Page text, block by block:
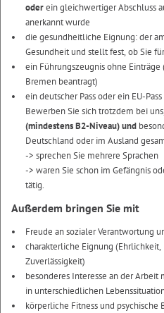
oderein gleichwertiger Abschluss
anerkannt wurde
die gesundheitliche Eignung: der
Gesundheit und stellt fest, ob Sie
ein Führungszeugnis ohne
Bremen beantragt)
ein deutscher Pass oder ein EU-
Bewerben Sie sich trotzdem bei
(mindestens B2-Niveau) und
Deutschland oder im Ausland
-> sprechen Sie mehrere Sprachen
-> waren Sie schon im Gefängnis
tätig.
Außerdem bringen Sie mit
Freude an sozialer Verantwortung
charakterliche Eignung (Ehrlichkeit,
Zuverlässigkeit)
besonderes Interesse an der
in unterschiedlichen
körperliche Fitness und psychische